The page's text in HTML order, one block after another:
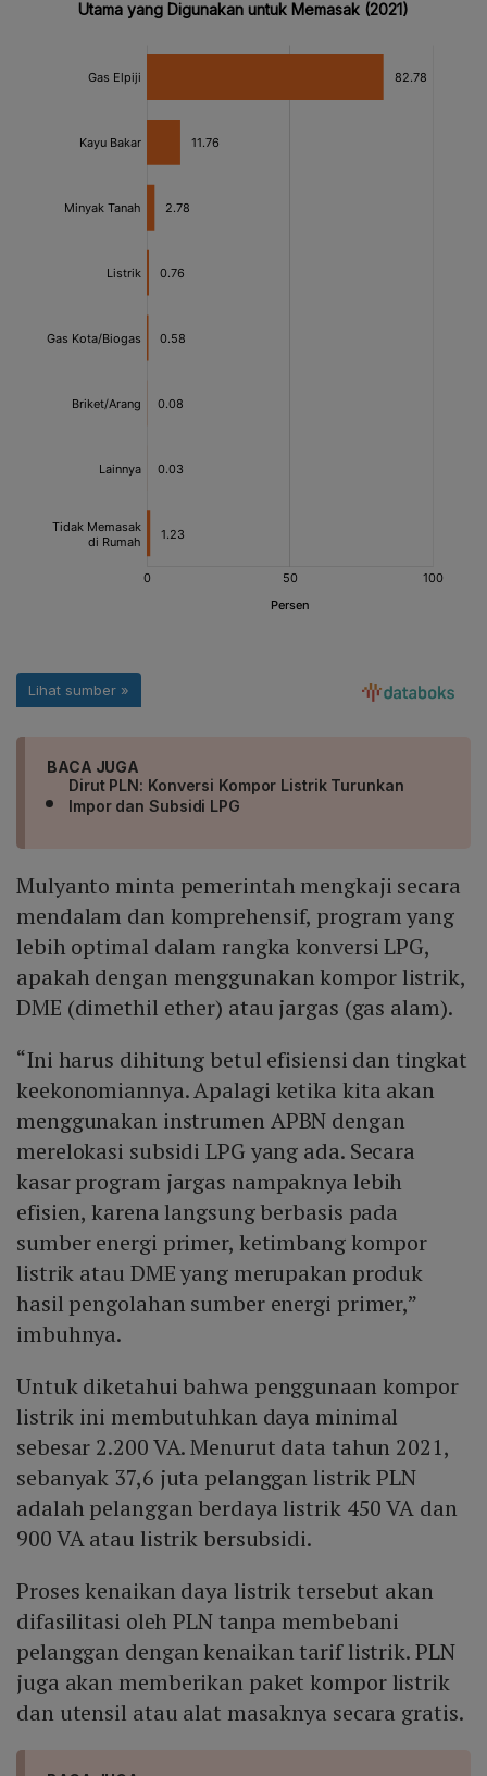
BACA JUGA
Dirut PLN: Konversi Kompor Listrik Turunkan
Impor dan Subsidi LPG
Mulyanto minta pemerintah mengkaji secara
mendalam dan komprehensif, program yang
lebih optimal dalam rangka konversi LPG,
apakah dengan menggunakan kompor listrik,
DME (dimethil ether) atau jargas (gas alam).
“Ini harus dihitung betul efisiensi dan tingkat
keekonomiannya. Apalagi ketika kita akan
menggunakan instrumen APBN dengan
merelokasi subsidi LPG yang ada. Secara
kasar program jargas nampaknya lebih
efisien, karena langsung berbasis pada
sumber energi primer, ketimbang kompor
listrik atau DME yang merupakan produk
hasil pengolahan sumber energi primer,”
imbuhnya.
Untuk diketahui bahwa penggunaan kompor
listrik ini membutuhkan daya minimal
sebesar 2.200 VA. Menurut data tahun 2021,
sebanyak 37,6 juta pelanggan listrik PLN
adalah pelanggan berdaya listrik 450 VA dan
900 VA atau listrik bersubsidi.
Proses kenaikan daya listrik tersebut akan
difasilitasi oleh PLN tanpa membebani
pelanggan dengan kenaikan tarif listrik. PLN
juga akan memberikan paket kompor listrik
dan utensil atau alat masaknya secara gratis.